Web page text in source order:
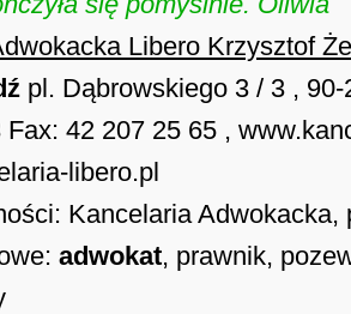
Libero Krzysztof
pl. Dąbrowskiego 3 / 3 ,
Fax: 42 207 25 65 ,
libero.pl
Kancelaria
adwokat, prawnik,